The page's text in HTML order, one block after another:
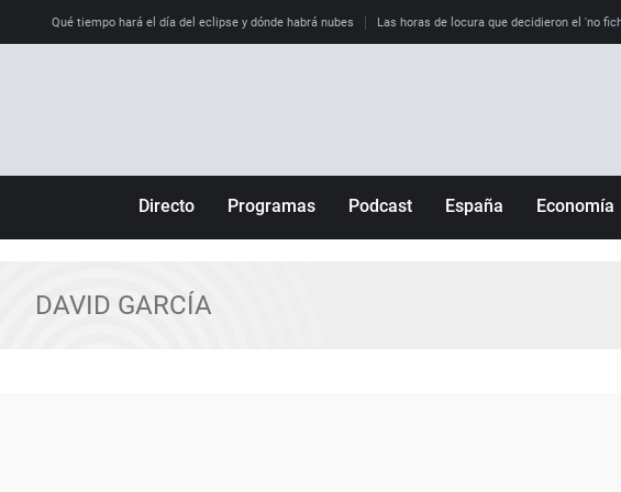
Qué tiempo hará el día del eclipse y dónde habrá nubes Las horas de locura que decidieron el 'no
Directo Programas
Julia en la onda
Podcast España Economía
DAVID GARCÍA